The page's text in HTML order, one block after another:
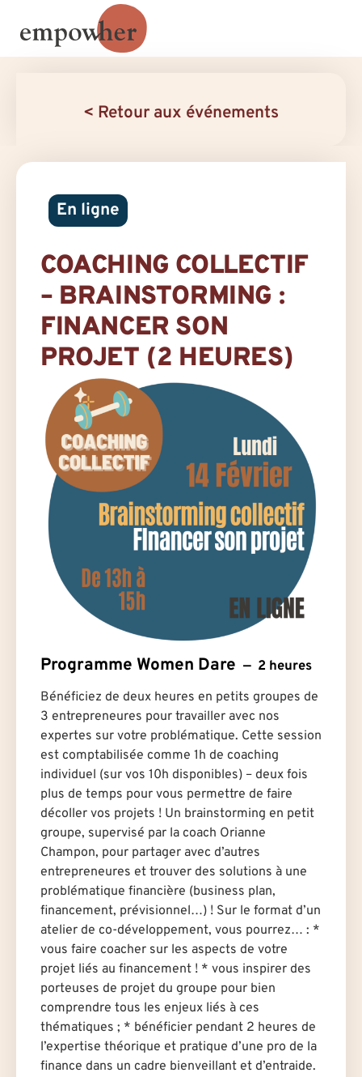
< Retour aux événements
En ligne
COACHING COLLECTIF
– BRAINSTORMING :
FINANCER SON
PROJET (2 HEURES)
Programme Women Dare 2 heures
Bénéficiez de deux heures en petits groupes de
3 entrepreneures pour travailler avec nos
expertes sur votre problématique. Cette session
est comptabilisée comme 1h de coaching
individuel (sur vos 10h disponibles) – deux fois
plus de temps pour vous permettre de faire
décoller vos projets ! Un brainstorming en petit
groupe, supervisé par la coach Orianne
Champon, pour partager avec d’autres
entrepreneures et trouver des solutions à une
problématique financière (business plan,
financement, prévisionnel…) ! Sur le format d’un
atelier de co-développement, vous pourrez… : *
vous faire coacher sur les aspects de votre
projet liés au financement ! * vous inspirer des
porteuses de projet du groupe pour bien
comprendre tous les enjeux liés à ces
thématiques ; * bénéficier pendant 2 heures de
l’expertise théorique et pratique d’une pro de la
finance dans un cadre bienveillant et d’entraide.